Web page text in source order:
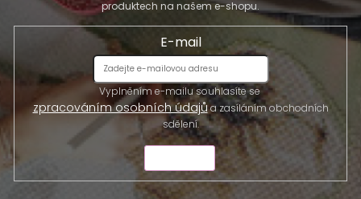
produktech na našem e-shopu.
E-mail
Vyplněním e-mailu souhlasíte se
zpracováním osobních údajůa zasíláním obchodních
sdělení.